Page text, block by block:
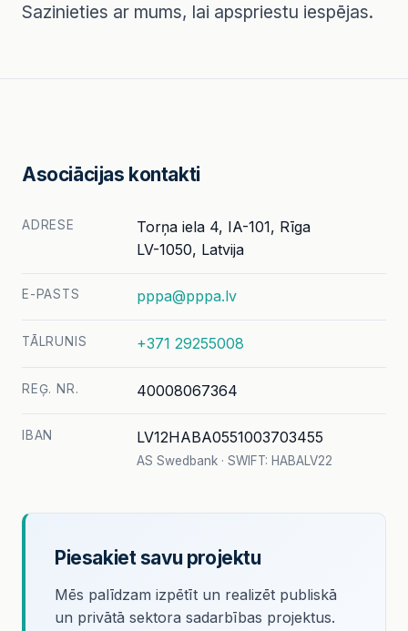
Sazinieties ar mums, lai apspriestu iespējas.
Asociācijas kontakti
ADRESE
Torņa iela 4, IA-101, Rīga
LV-1050, Latvija
E-PASTS pppa@pppa.lv
TĀLRUNIS +371 29255008
REĢ. NR. 40008067364
IBAN LV12HABA0551003703455
AS Swedbank · SWIFT: HABALV22
Piesakiet savu projektu
Mēs palīdzam izpētīt un realizēt publiskā
un privātā sektora sadarbības projektus.